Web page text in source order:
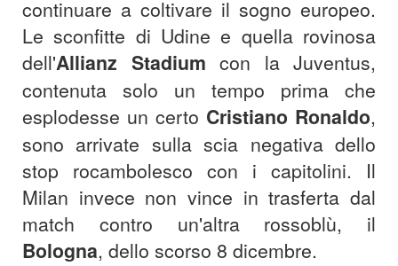
continuare a coltivare il sogno europeo.
Le sconfitte di Udine e quella rovinosa
dell'Allianz Stadium con la Juventus,
contenuta solo un tempo prima che
esplodesse un certo Cristiano Ronaldo,
sono arrivate sulla scia negativa dello
stop rocambolesco con i capitolini. Il
Milan invece non vince in trasferta dal
match contro un'altra rossoblù, il
Bologna, dello scorso 8 dicembre.